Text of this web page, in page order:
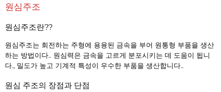
원심주조
원심주조란??
원심주조는 회전하는 주형에 용융된 금속을 부어 원통형 부품을 생산
하는 방법이다.. 원심력은 금속을 고르게 분포시키는 데 도움이 됩니
다., 밀도가 높고 기계적 특성이 우수한 부품을 생산합니다..
원심 주조의 장점과 단점